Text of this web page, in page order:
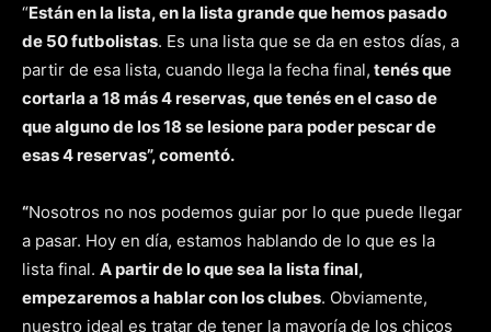
“Están en la lista, en la lista grande que hemos pasado
de 50 futbolistas. Es una lista que se da en estos días, a
partir de esa lista, cuando llega la fecha final, tenés que
cortarla a 18 más 4 reservas, que tenés en el caso de
que alguno de los 18 se lesione para poder pescar de
esas 4 reservas”, comentó.
“Nosotros no nos podemos guiar por lo que puede llegar
a pasar. Hoy en día, estamos hablando de lo que es la
lista final. A partir de lo que sea la lista final,
empezaremos a hablar con los clubes. Obviamente,
nuestro ideal es tratar de tener la mayoría de los chicos